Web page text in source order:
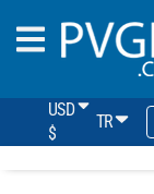
USD
$
TR